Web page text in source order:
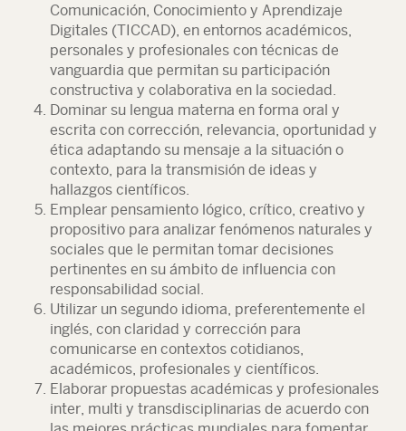
Comunicación, Conocimiento y Aprendizaje
Digitales (TICCAD), en entornos académicos,
personales y profesionales con técnicas de
vanguardia que permitan su participación
constructiva y colaborativa en la sociedad.
Dominar su lengua materna en forma oral y
escrita con corrección, relevancia, oportunidad y
ética adaptando su mensaje a la situación o
contexto, para la transmisión de ideas y
hallazgos científicos.
Emplear pensamiento lógico, crítico, creativo y
propositivo para analizar fenómenos naturales y
sociales que le permitan tomar decisiones
pertinentes en su ámbito de influencia con
responsabilidad social.
Utilizar un segundo idioma, preferentemente el
inglés, con claridad y corrección para
comunicarse en contextos cotidianos,
académicos, profesionales y científicos.
Elaborar propuestas académicas y profesionales
inter, multi y transdisciplinarias de acuerdo con